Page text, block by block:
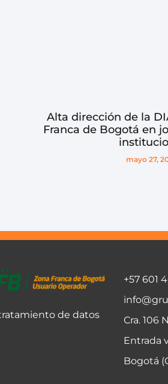
Alta dirección de la
Franca de Bogotá en
mayo 27,
de datos
+57 601
Cra. 106
Entrada
Bogotá